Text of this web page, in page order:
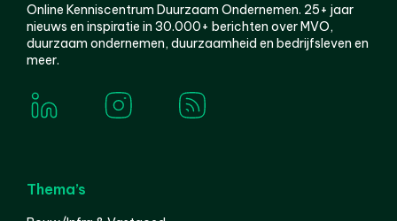
Online Kenniscentrum Duurzaam Ondernemen. 25+ jaar
nieuws en inspiratie in 30.000+ berichten over MVO,
duurzaam ondernemen, duurzaamheid en bedrijfsleven en
meer.
Thema’s